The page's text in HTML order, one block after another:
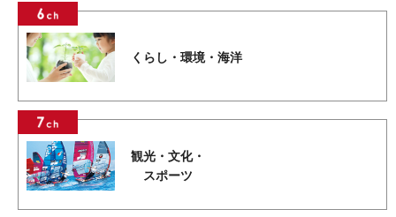
くらし・環境・海洋
観光・文化・
スポーツ